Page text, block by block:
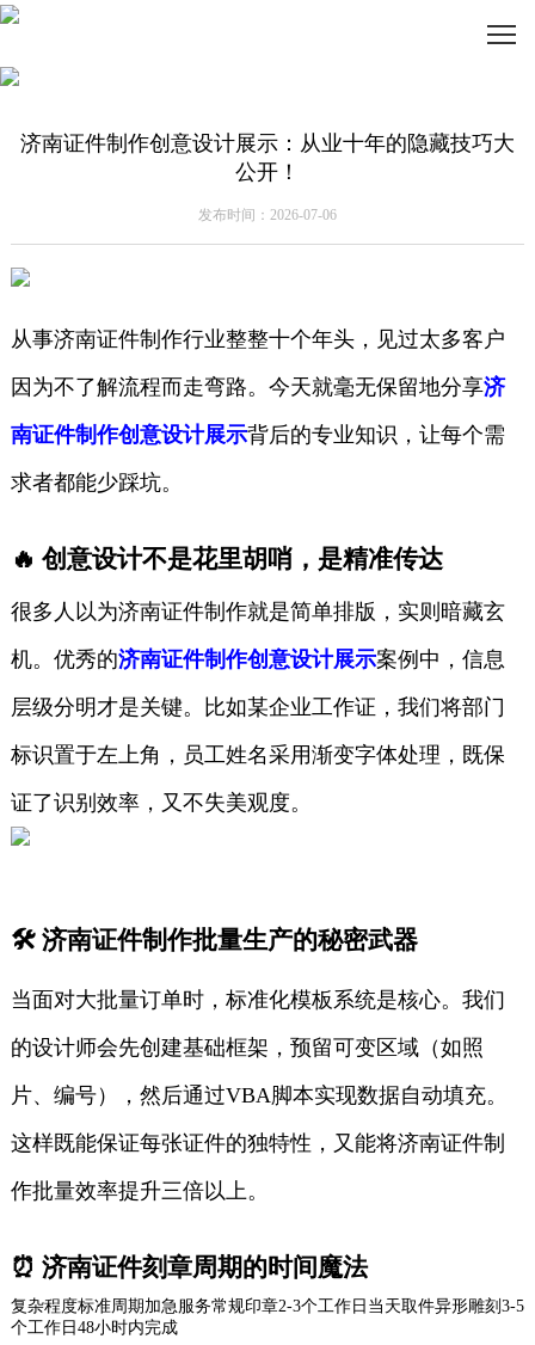
济南证件制作创意设计展示：从业十年的隐藏技巧大
公开！
发布时间：2026-07-06
从事济南证件制作行业整整十个年头，见过太多客户
因为不了解流程而走弯路。今天就毫无保留地分享济
南证件制作创意设计展示背后的专业知识，让每个需
求者都能少踩坑。
🔥 创意设计不是花里胡哨，是精准传达
很多人以为济南证件制作就是简单排版，实则暗藏玄
机。优秀的济南证件制作创意设计展示案例中，信息
层级分明才是关键。比如某企业工作证，我们将部门
标识置于左上角，员工姓名采用渐变字体处理，既保
证了识别效率，又不失美观度。
🛠️ 济南证件制作批量生产的秘密武器
当面对大批量订单时，标准化模板系统是核心。我们
的设计师会先创建基础框架，预留可变区域（如照
片、编号），然后通过VBA脚本实现数据自动填充。
这样既能保证每张证件的独特性，又能将济南证件制
作批量效率提升三倍以上。
⏰ 济南证件刻章周期的时间魔法
复杂程度标准周期加急服务常规印章2-3个工作日当天取件异形雕刻3-5
个工作日48小时内完成